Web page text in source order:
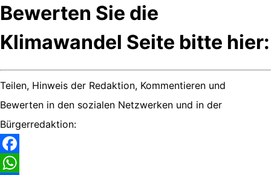
Bewerten Sie die
Klimawandel Seite bitte hier:
Teilen, Hinweis der Redaktion, Kommentieren und
Bewerten in den sozialen Netzwerken und in der
Bürgerredaktion:
Facebook